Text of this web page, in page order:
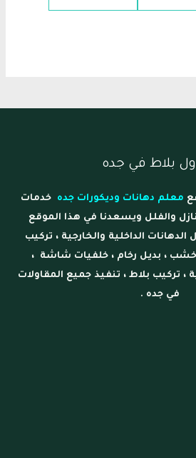
بلاط في جده
معلم دهانات وديكورات جده
خدمات
والفلل ويسعدنا في هذا الموقع
الداخلية والخارجية ، تركيب
خشب ، بديل رخام ، خلفيات شاشة ،
، تركيب بلاط ، تنفيذ جميع المقاولات
في جده .